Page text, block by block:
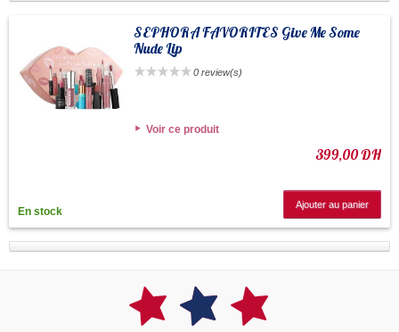
SEPHORA FAVORITES Give Me Some
Nude Lip
0 review(s)
Voir ce produit
399,00 DH
En stock
Ajouter au panier